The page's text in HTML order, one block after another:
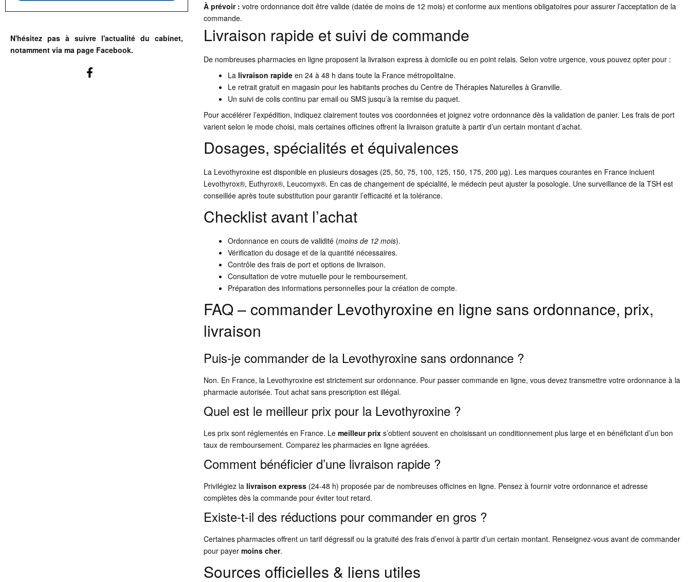
À prévoir : votre ordonnance doit être valide (datée de moins de 12 mois) et conforme aux mentions obligatoires pour assurer l’acceptation de la
commande.
Livraison rapide et suivi de commande
De nombreuses pharmacies en ligne proposent la livraison express à domicile ou en point relais. Selon votre urgence, vous pouvez opter pour :
La livraison rapide en 24 à 48 h dans toute la France métropolitaine.
Le retrait gratuit en magasin pour les habitants proches du Centre de Thérapies Naturelles à Granville.
Un suivi de colis continu par email ou SMS jusqu’à la remise du paquet.
Pour accélérer l’expédition, indiquez clairement toutes vos coordonnées et joignez votre ordonnance dès la validation de panier. Les frais de port
varient selon le mode choisi, mais certaines officines offrent la livraison gratuite à partir d’un certain montant d’achat.
Dosages, spécialités et équivalences
La Levothyroxine est disponible en plusieurs dosages (25, 50, 75, 100, 125, 150, 175, 200 µg). Les marques courantes en France incluent
Levothyrox®, Euthyrox®, Leucomyx®. En cas de changement de spécialité, le médecin peut ajuster la posologie. Une surveillance de la TSH est
conseillée après toute substitution pour garantir l’efficacité et la tolérance.
Checklist avant l’achat
Ordonnance en cours de validité (moins de 12 mois).
Vérification du dosage et de la quantité nécessaires.
Contrôle des frais de port et options de livraison.
Consultation de votre mutuelle pour le remboursement.
Préparation des informations personnelles pour la création de compte.
FAQ – commander Levothyroxine en ligne sans ordonnance, prix,
livraison
Puis-je commander de la Levothyroxine sans ordonnance ?
Non. En France, la Levothyroxine est strictement sur ordonnance. Pour passer commande en ligne, vous devez transmettre votre ordonnance à la
pharmacie autorisée. Tout achat sans prescription est illégal.
Quel est le meilleur prix pour la Levothyroxine ?
Les prix sont réglementés en France. Lemeilleur prix s’obtient souvent en choisissant un conditionnement plus large et en bénéficiant d’un bon
taux de remboursement. Comparez les pharmacies en ligne agréées.
Comment bénéficier d’une livraison rapide ?
Privilégiez la livraison express (24-48 h) proposée par de nombreuses officines en ligne. Pensez à fournir votre ordonnance et adresse
complètes dès la commande pour éviter tout retard.
Existe-t-il des réductions pour commander en gros ?
Certaines pharmacies offrent un tarif dégressif ou la gratuité des frais d’envoi à partir d’un certain montant. Renseignez-vous avant de commander
pour payermoins cher.
Sources officielles & liens utiles
N'hésitez pas à suivre l'actualité du cabinet,
notamment via ma page Facebook.